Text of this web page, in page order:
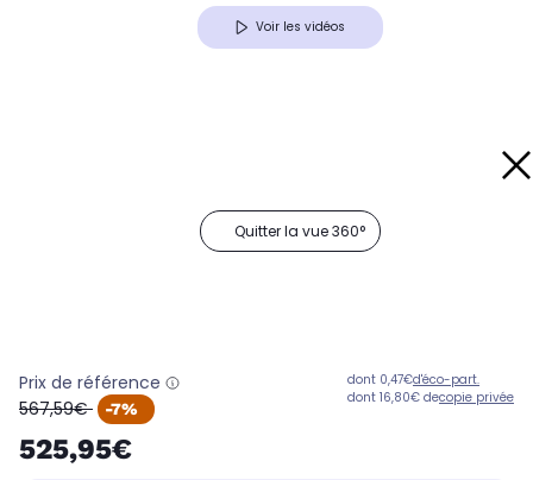
Voir les vidéos
Quitter la vue 360°
Prix de référence
oldPrice
567,59€ -7%
525,95€
dont 0,47€d'éco-part.
dont 16,80€ decopie privée